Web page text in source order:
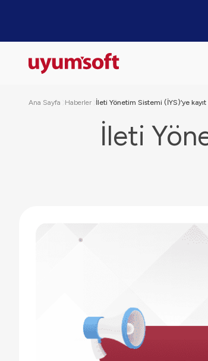
Ana Sayfa Haberler İleti Yönetim Sistemi (İYS)’ye
İleti